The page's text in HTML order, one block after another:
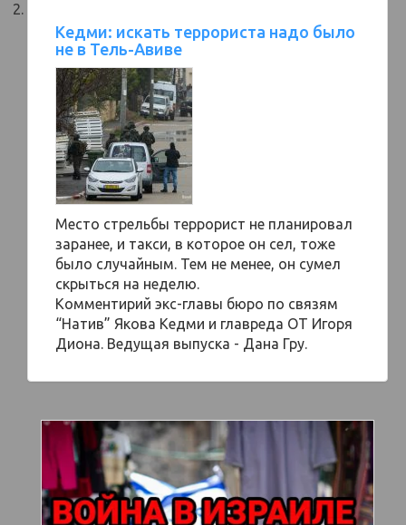
Кедми: искать террориста надо было
не в Тель-Авиве
Место стрельбы террорист не планировал
заранее, и такси, в которое он сел, тоже
было случайным. Тем не менее, он сумел
скрыться на неделю.
Комментирий экс-главы бюро по связям
“Натив” Якова Кедми и главреда ОТ Игоря
Диона. Ведущая выпуска - Дана Гру.